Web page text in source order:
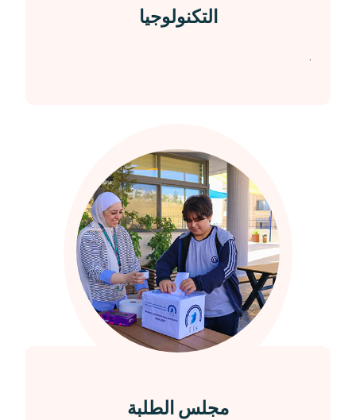
التكنولوجيا
.
مجلس الطلبة